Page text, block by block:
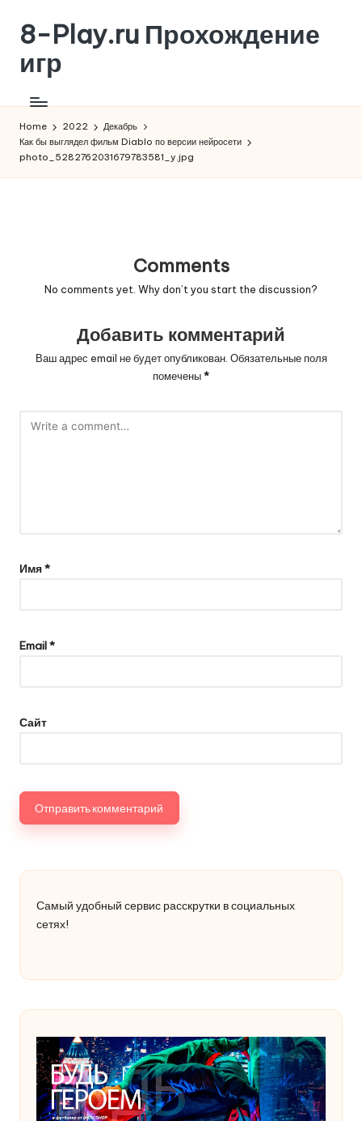
Skip
content
8-Play.ru Прохождение
игр
Home 2022
Декабрь
Как бы выглядел фильм Diablo по версии нейросети
photo_5282762031679783581_y.jpg
Comments
No comments yet. Why don’t you start the discussion?
Добавить комментарий
Ваш адрес email не будет опубликован. Обязательные поля
помечены*
Имя*
Email*
Сайт
Самый удобный сервис расскрутки в социальных
сетях!